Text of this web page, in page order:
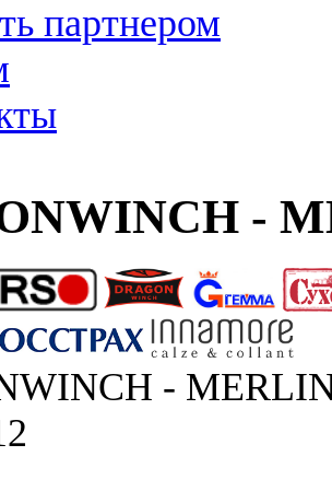
партнером
-
-